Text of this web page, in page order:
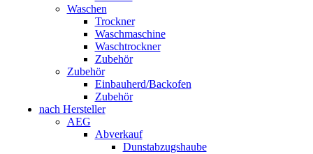
Waschen
Trockner
Waschmaschine
Waschtrockner
Zubehör
Zubehör
Einbauherd/Backofen
Zubehör
nach Hersteller
AEG
Abverkauf
Dunstabzugshaube